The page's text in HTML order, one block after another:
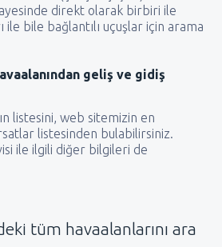
direkt olarak birbiri ile
ile bile bağlantılı uçuşlar için arama
geliş ve gidiş
listesini, web sitemizin en
listesinden bulabilirsiniz.
ile ilgili diğer bilgileri de
tüm havaalanlarını ara